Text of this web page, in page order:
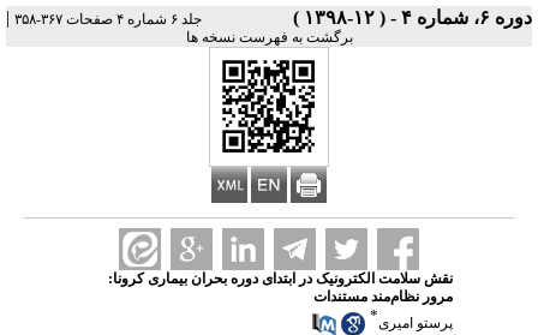
دوره ۶، شماره ۴ - ( ۱۲-۱۳۹۸ ) جلد ۶ شماره ۴ صفحات ۳۶۷-۳۵۸ |
برگشت به فهرست نسخه ها
نقش سلامت الکترونیک در ابتدای دوره بحران بیماری کرونا:
مرور نظام‌مند مستندات
پرستو امیری*